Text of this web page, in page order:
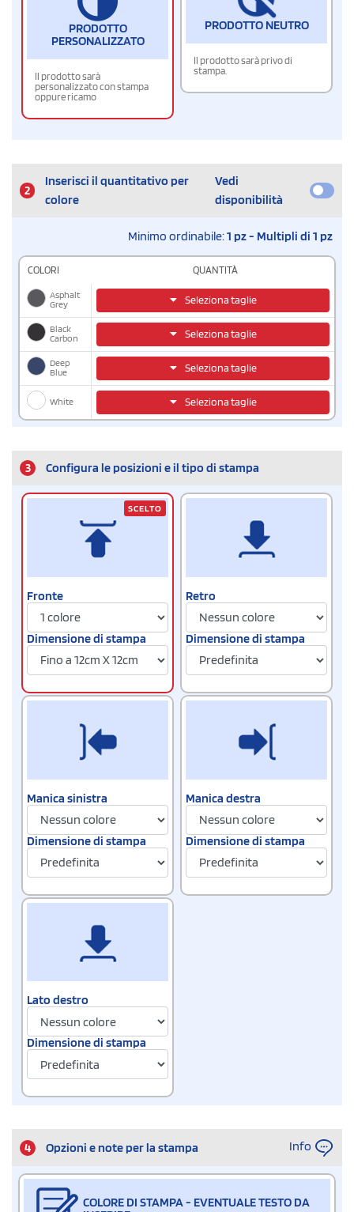
PRODOTTO
PERSONALIZZATO
Il prodotto sarà
personalizzato con stampa
oppure ricamo
PRODOTTO NEUTRO
Il prodotto sarà privo di
stampa.
2
Inserisci il quantitativo per
colore
Vedi
disponibilità
Minimo ordinabile:1 pz - Multipli di 1 pz
COLORI QUANTITÀ
Asphalt
Grey
Seleziona taglie
Black
Carbon
Seleziona taglie
Deep
Blue
Seleziona taglie
White Seleziona taglie
3 Configura le posizioni e il tipo di stampa
Fronte
Dimensione di stampa
SCELTO
Retro
Dimensione di stampa
Manica sinistra
Dimensione di stampa
Manica destra
Dimensione di stampa
Lato destro
Dimensione di stampa
4 Opzioni e note per la stampa Info
COLORE DI STAMPA - EVENTUALE TESTO DA